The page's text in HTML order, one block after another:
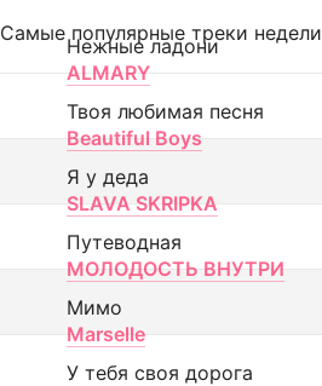
Самые популярные треки недели
Нежные ладони
ALMARY
Твоя любимая песня
Beautiful Boys
Я у деда
SLAVA SKRIPKA
Путеводная
МОЛОДОСТЬ ВНУТРИ
Мимо
Marselle
У тебя своя дорога